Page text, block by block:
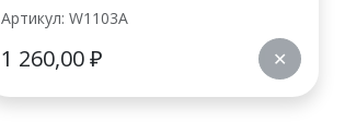
Артикул: W1103A
1 260,00₽ ✕